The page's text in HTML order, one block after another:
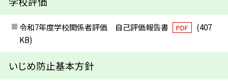
令和7年度学校関係者評価 自己評価報告書 PDF
(407
KB)
いじめ防止基本方針